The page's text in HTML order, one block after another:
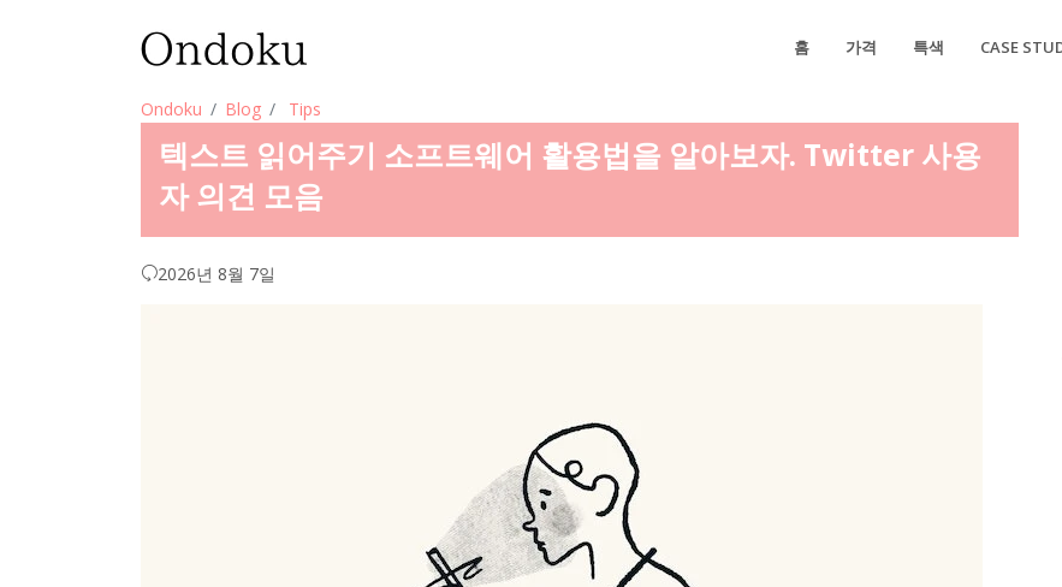
홈 가격 특색 CASE
Ondoku Blog Tips
텍스트 읽어주기 소프트웨어 활용법을 알아보자. Twitter 사용
자 의견 모음
2026년 8월 7일